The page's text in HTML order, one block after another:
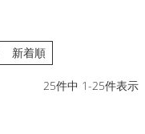
新着順
25件中 1-25件表示